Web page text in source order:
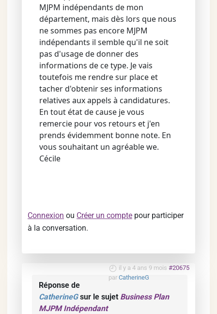
MJPM indépendants de mon
département, mais dès lors que nous
ne sommes pas encore MJPM
indépendants il semble qu'il ne soit
pas d'usage de donner des
informations de ce type. Je vais
toutefois me rendre sur place et
tacher d'obtenir ses informations
relatives aux appels à candidatures.
En tout état de cause je vous
remercie pour vos retours et j'en
prends évidemment bonne note. En
vous souhaitant un agréable we.
Cécile
Connexion ou Créer un compte pour participer
à la conversation.
il y a 4 ans 9 mois #20675
par CatherineG
Réponse de
CatherineGsur le sujet Business Plan
MJPM Indépendant